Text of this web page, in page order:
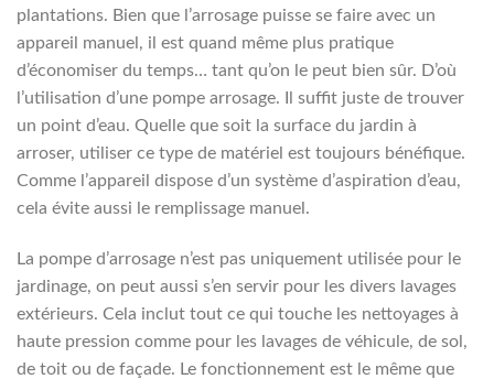
plantations. Bien que l’arrosage puisse se faire avec un
appareil manuel, il est quand même plus pratique
d’économiser du temps… tant qu’on le peut bien sûr. D’où
l’utilisation d’une pompe arrosage. Il suffit juste de trouver
un point d’eau. Quelle que soit la surface du jardin à
arroser, utiliser ce type de matériel est toujours bénéfique.
Comme l’appareil dispose d’un système d’aspiration d’eau,
cela évite aussi le remplissage manuel.
La pompe d’arrosage n’est pas uniquement utilisée pour le
jardinage, on peut aussi s’en servir pour les divers lavages
extérieurs. Cela inclut tout ce qui touche les nettoyages à
haute pression comme pour les lavages de véhicule, de sol,
de toit ou de façade. Le fonctionnement est le même que